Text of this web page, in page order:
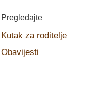
Pregledajte
Kutak za roditelje
Obavijesti